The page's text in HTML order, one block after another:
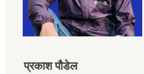
प्रकाश पौडेल